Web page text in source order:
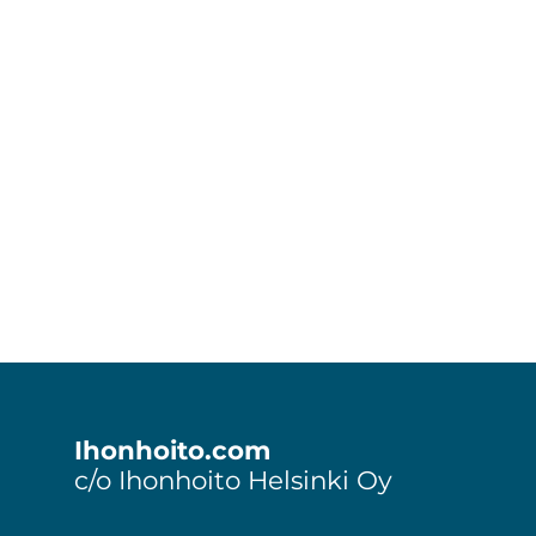
Ihonhoito.com
c/o Ihonhoito Helsinki Oy